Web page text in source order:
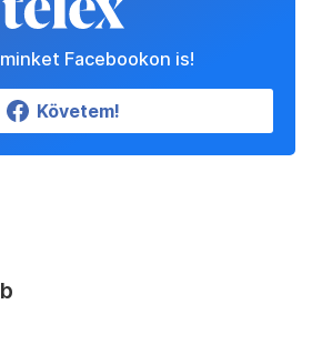
Facebookon is!
Követem!